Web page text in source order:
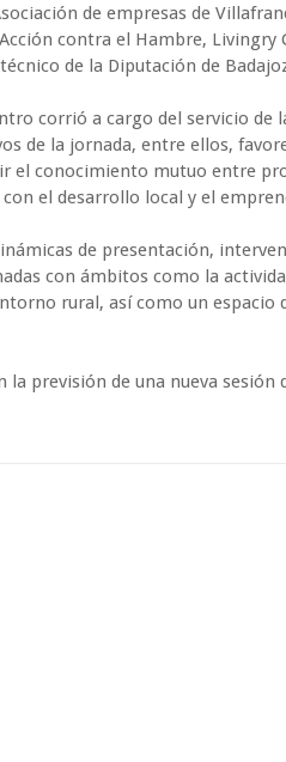
de empresas de
Acción contra el Hambre,
de la Diputación de
corrió a cargo del servicio de
de la jornada, entre ellos,
el conocimiento mutuo entre
el desarrollo local y el
de presentación,
con ámbitos como la
rural, así como un
la previsión de una nueva